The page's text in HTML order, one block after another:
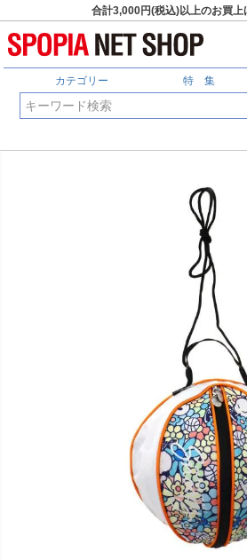
合計3,000円(税込)以上のお買上
カテゴリー 特 集